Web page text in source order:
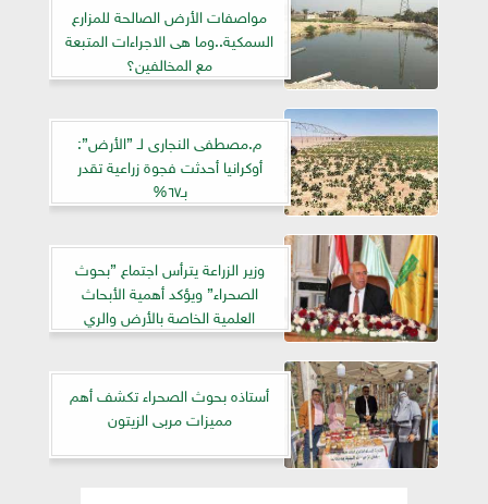
مواصفات الأرض الصالحة للمزارع
السمكية..وما هى الاجراءات المتبعة
مع المخالفين؟
م.مصطفى النجارى لـ ”الأرض”:
أوكرانيا أحدثت فجوة زراعية تقدر
بـ٦٧%
وزير الزراعة يترأس اجتماع ”بحوث
الصحراء” ويؤكد أهمية الأبحاث
العلمية الخاصة بالأرض والري
أستاذه بحوث الصحراء تكشف أهم
مميزات مربى الزيتون